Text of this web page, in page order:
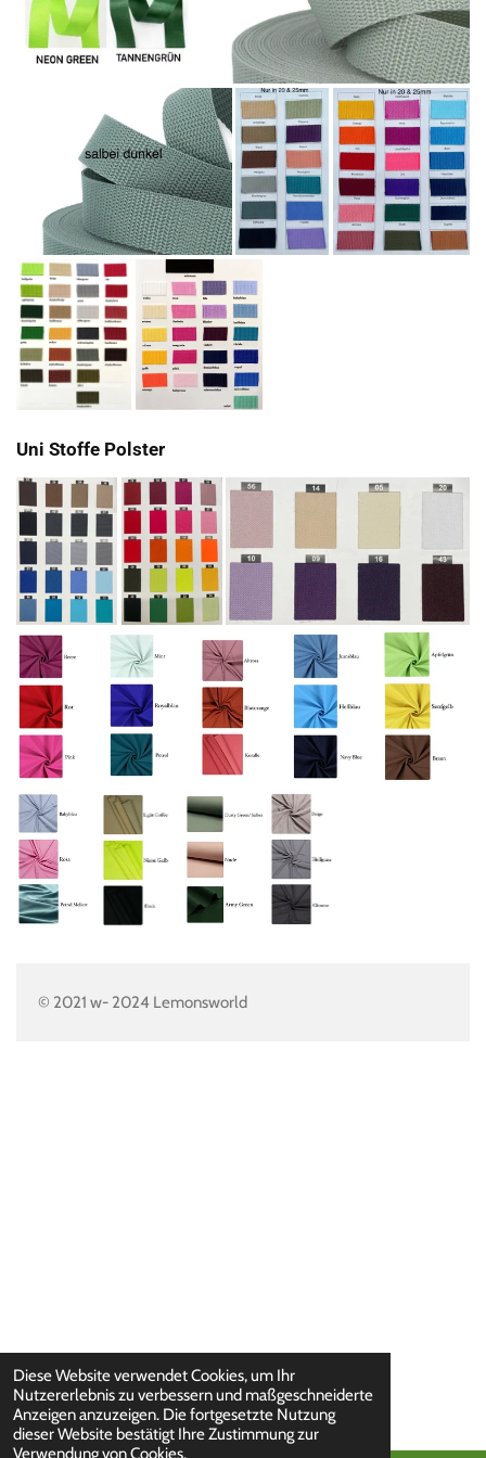
Diese Website verwendet Cookies, um Ihr
Nutzererlebnis zu verbessern und maßgeschneiderte
Anzeigen anzuzeigen. Die fortgesetzte Nutzung
dieser Website bestätigt Ihre Zustimmung zur
Verwendung von Cookies.
Uni Stoffe Polster
© 2021 w- 2024 Lemonsworld